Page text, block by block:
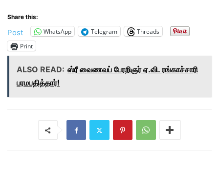
Share this:
Post WhatsApp Telegram
Threads
Print
ALSO READ: ஸ்ரீ வைணவப் பேரறிஞர் ஏ.வி. ரங்காச்சாரி
பரமபதித்தார்!